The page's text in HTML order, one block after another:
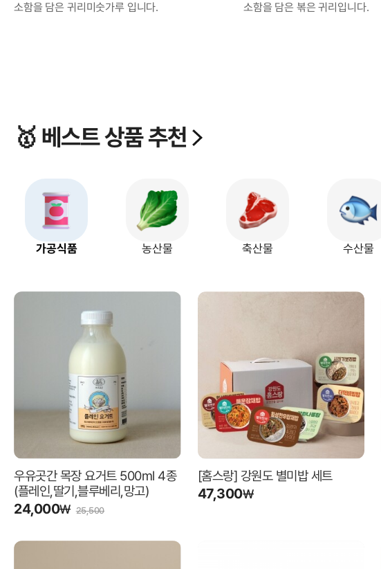
소함을 담은 귀리미숫가루 입니다.
소함을 담은 볶은 귀리입니다.
🥇 베스트 상품 추천
가공식품 농산물 축산물 수산물
우유곳간 목장 요거트 500ml 4종
(플레인,딸기,블루베리,망고)
24,000₩ 25,500
[홈스랑] 강원도 별미밥 세트
47,300₩